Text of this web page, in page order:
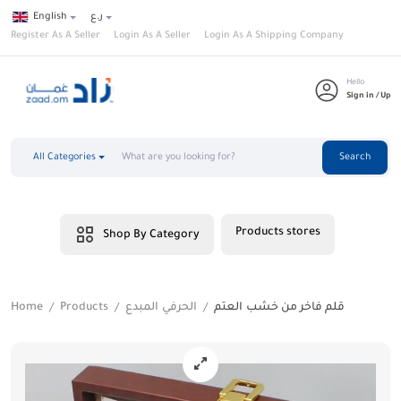
English
ر.ع
Register As A Seller
Login As A Seller Login As A Shipping Company
Hello
Sign in / Up
All Categories Search
Shop By Category Products stores
Home / Products / الحرفي المبدع / قلم فاخر من خشب العتم